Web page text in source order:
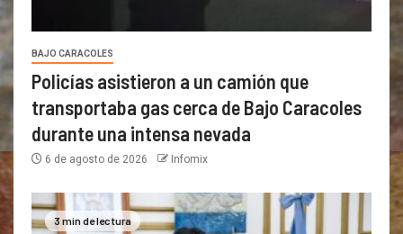
BAJO CARACOLES
Policías asistieron a un camión que
transportaba gas cerca de Bajo Caracoles
durante una intensa nevada
6 de agosto de 2026 Infomix
3 min de lectura